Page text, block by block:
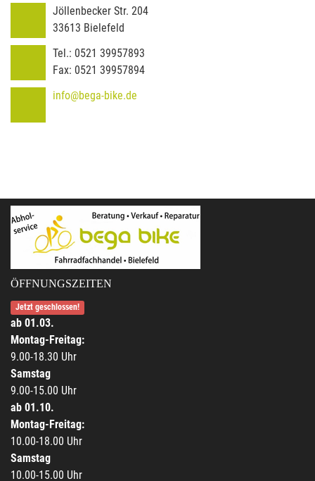
Jöllenbecker Str. 204
33613 Bielefeld
Tel.: 0521 39957893
Fax: 0521 39957894
info@bega-bike.de
ÖFFNUNGSZEITEN
Jetzt geschlossen!
ab 01.03.
Montag-Freitag:
9.00-18.30 Uhr
Samstag
9.00-15.00 Uhr
ab 01.10.
Montag-Freitag:
10.00-18.00 Uhr
Samstag
10.00-15.00 Uhr